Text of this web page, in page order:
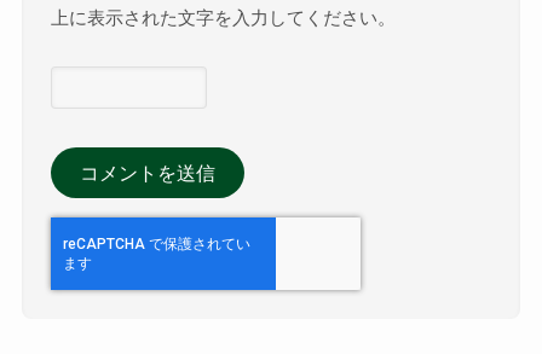
上に表示された文字を入力してください。